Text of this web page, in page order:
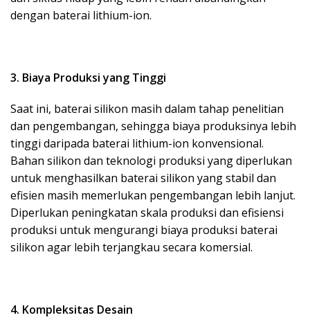
dengan baterai lithium-ion.
3. Biaya Produksi yang Tinggi
Saat ini, baterai silikon masih dalam tahap penelitian
dan pengembangan, sehingga biaya produksinya lebih
tinggi daripada baterai lithium-ion konvensional.
Bahan silikon dan teknologi produksi yang diperlukan
untuk menghasilkan baterai silikon yang stabil dan
efisien masih memerlukan pengembangan lebih lanjut.
Diperlukan peningkatan skala produksi dan efisiensi
produksi untuk mengurangi biaya produksi baterai
silikon agar lebih terjangkau secara komersial.
4. Kompleksitas Desain